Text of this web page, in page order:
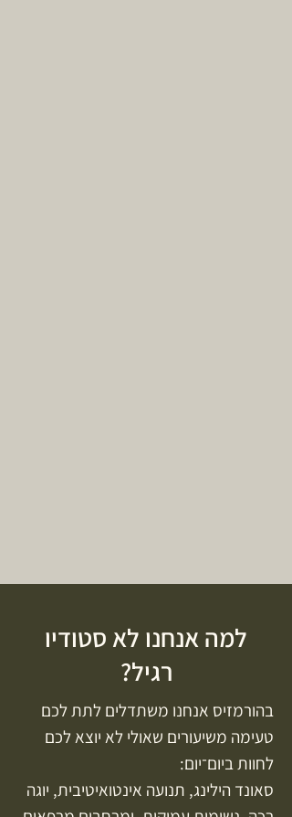
למה אנחנו לא סטודיו
רגיל?
בהורמזיס אנחנו משתדלים לתת לכם
טעימה משיעורים שאולי לא יוצא לכם
לחוות ביום־יום:
סאונד הילינג, תנועה אינטואיטיבית, יוגה